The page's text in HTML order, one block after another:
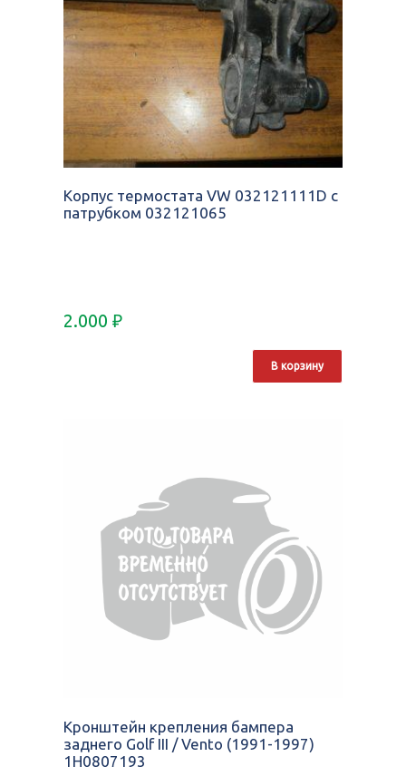
Корпус термостата VW 032121111D с
патрубком 032121065
2.000 ₽
В корзину
Кронштейн крепления бампера
заднего Golf III / Vento (1991-1997)
1H0807193